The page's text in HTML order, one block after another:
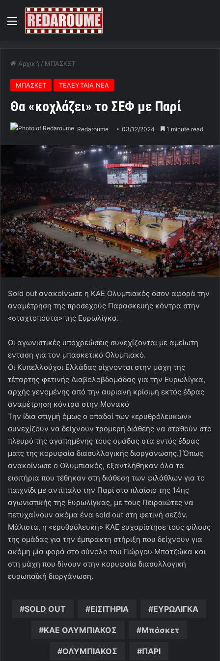
Menu
Αρχική / ΜΠΑΣΚΕΤ
ΜΠΑΣΚΕΤ ΤΕΛΕΥΤΑΙΑ ΝΕΑ
Θα «κοχλάζει» το ΣΕΦ με Παρί
Redaroume 03/12/2024 1 minute read
Sold out ανακοίνωσε η ΚΑΕ Ολυμπιακός όσον αφορά την
αναμέτρηση της προσεχούς Παρασκευής κόντρα στην
«σταχτοπούτα» της Ευρωλίγκα.
Οι αγωνιστικές υποχρεώσεις συνεχίζονται με αμείωτη
ένταση για τον μπασκετικό Ολυμπιακό.
Οι Κυπελλούχοι Ελλάδας ρίχνονται στην μάχη της
τέταρτης φετινής Διαβολοβδομάδας για την Ευρωλίγκα,
αρχής γενομένης από την αυριανή κρίσιμη εκτός έδρας
αναμέτρηση κόντρα στην Μονακό
Την ίδια στιγμή όμως ο οπαδοί των «ερυθρόλευκων»
συνεχίζουν να δείχνουν τρομερή διάθεης να σταθούν στο
πλευρό της αγαπημένης τους ομάδας στα εντός έδρας
ματς της κορυφαία διασυλλογικής διοργάνωσης.] Όπως
ανακοίνωσε ο Ολυμπιακός, εξαντλήθηκαν όλα τα
εισιτήρια που τέθηκαν στη διάθεση των φιλάθλων για το
παιχνίδι με αντίπαλο την Παρί στο πλαίσιο της 14ης
αγωνιστικής της Ευρωλίγκας, με τους Πειραιώτες να
πετυχαίνουν ακόμα ένα sold out στη φετινή σεζόν.
Μάλιστα, η «ερυθρόλευκη» ΚΑΕ ευχαρίστησε τους φίλους
της ομάδας για την έμπρακτη στήριξη που δείχνουν για
ακόμη μία φορά στο σύνολο του Γιώργου Μπατζώκα και
στη μάχη που δίνουν στην κορυφαία διασυλλογική
ευρωπαϊκή διοργάνωση.
SOLD OUT ΕΙΣΙΤΗΡΙΑ ΕΥΡΩΛΙΓΚΑ
ΚΑΕ ΟΛΥΜΠΙΑΚΟΣ Μπάσκετ
ΟΛΥΜΠΙΑΚΟΣ ΠΑΡΙ